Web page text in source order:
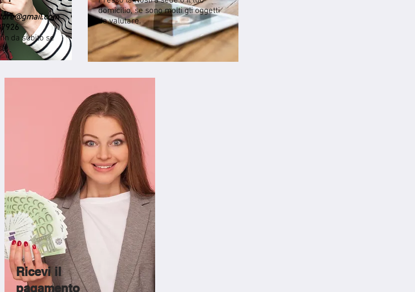
da subito se
domicilio, se sono molti gli oggetti
da valutare.
Ricevi il
pagamento